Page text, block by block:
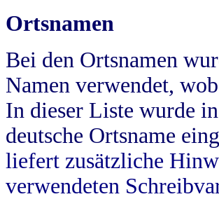
Ortsnamen
Bei den Ortsnamen
Namen verwendet,
In dieser Liste wurde
deutsche Ortsname
liefert zusätzliche
verwendeten